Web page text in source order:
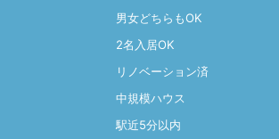
男女どちらもOK
2名入居OK
リノベーション済
中規模ハウス
駅近5分以内